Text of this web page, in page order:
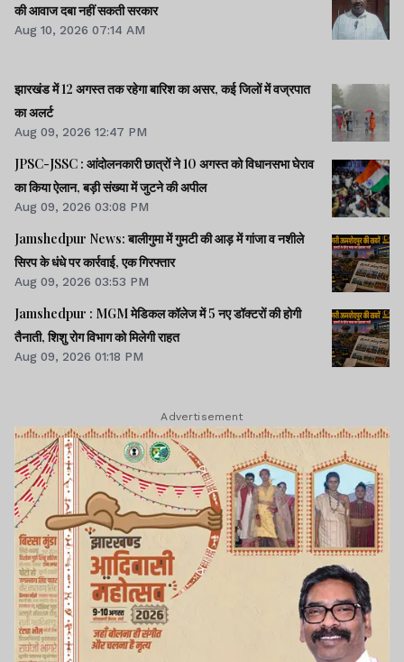
की आवाज दबा नहीं सकती सरकार
Aug 10, 2026 07:14 AM
झारखंड में 12 अगस्त तक रहेगा बारिश का असर, कई जिलों में वज्रपात
का अलर्ट
Aug 09, 2026 12:47 PM
JPSC-JSSC : आंदोलनकारी छात्रों ने 10 अगस्त को विधानसभा घेराव
का किया ऐलान, बड़ी संख्या में जुटने की अपील
Aug 09, 2026 03:08 PM
Jamshedpur News: बालीगुमा में गुमटी की आड़ में गांजा व नशीले
सिरप के धंधे पर कार्रवाई, एक गिरफ्तार
Aug 09, 2026 03:53 PM
Jamshedpur : MGM मेडिकल कॉलेज में 5 नए डॉक्टरों की होगी
तैनाती, शिशु रोग विभाग को मिलेगी राहत
Aug 09, 2026 01:18 PM
Advertisement